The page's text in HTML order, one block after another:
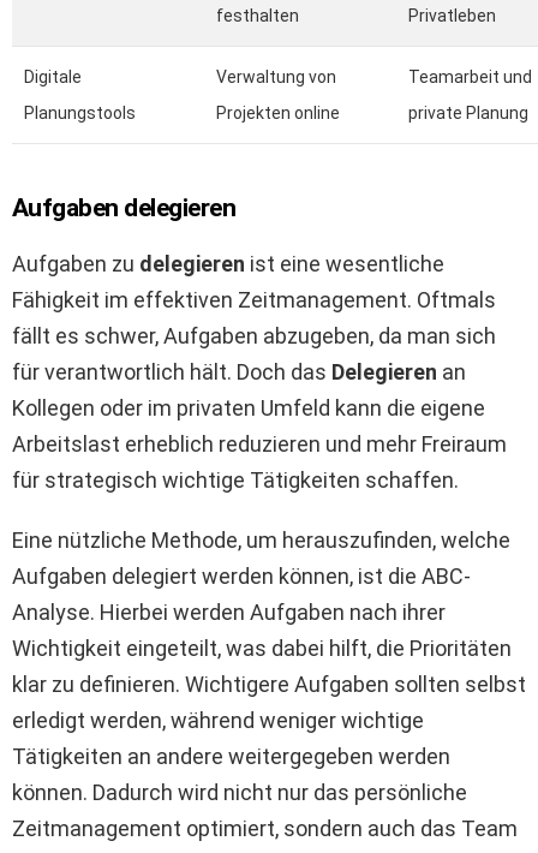
festhalten
Privatleben
Digitale
Planungstools
Verwaltung von
Projekten online
Teamarbeit und
private Planung
Aufgaben delegieren
Aufgaben zu delegieren ist eine wesentliche
Fähigkeit im effektiven Zeitmanagement. Oftmals
fällt es schwer, Aufgaben abzugeben, da man sich
für verantwortlich hält. Doch das Delegieren an
Kollegen oder im privaten Umfeld kann die eigene
Arbeitslast erheblich reduzieren und mehr Freiraum
für strategisch wichtige Tätigkeiten schaffen.
Eine nützliche Methode, um herauszufinden, welche
Aufgaben delegiert werden können, ist die ABC-
Analyse. Hierbei werden Aufgaben nach ihrer
Wichtigkeit eingeteilt, was dabei hilft, die Prioritäten
klar zu definieren. Wichtigere Aufgaben sollten selbst
erledigt werden, während weniger wichtige
Tätigkeiten an andere weitergegeben werden
können. Dadurch wird nicht nur das persönliche
Zeitmanagement optimiert, sondern auch das Team